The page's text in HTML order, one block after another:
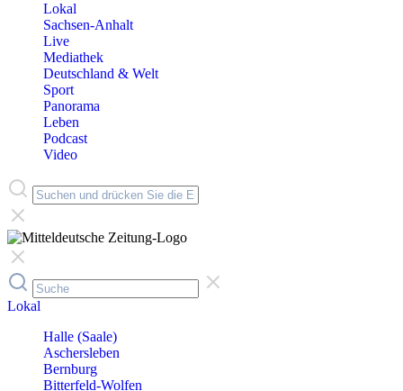
Lokal
Sachsen-Anhalt
Live
Mediathek
Deutschland & Welt
Sport
Panorama
Leben
Podcast
Video
Lokal
Halle (Saale)
Aschersleben
Bernburg
Bitterfeld-Wolfen